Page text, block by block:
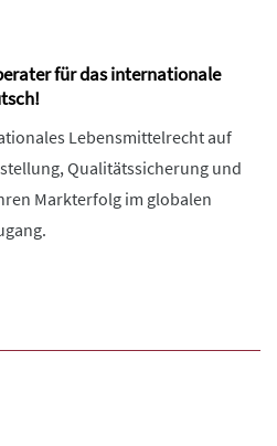
für das internationale
Lebensmittelrecht auf
Qualitätssicherung und
Markterfolg im globalen